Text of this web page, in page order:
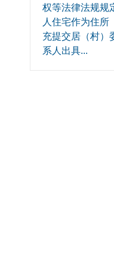
权等法律法规规
人住宅作为住所
充提交居（村）
系人出具...